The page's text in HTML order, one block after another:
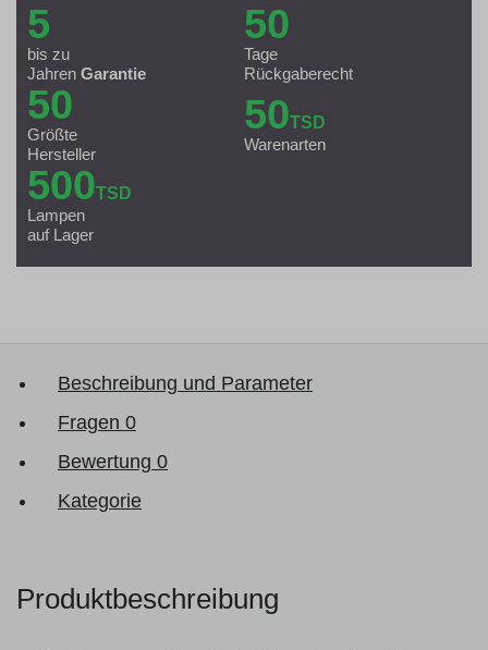
5
bis zu
Jahren Garantie
50
Tage
Rückgaberecht
50
Größte
Hersteller
50TSD
Warenarten
500TSD
Lampen
auf Lager
Beschreibung und Parameter
Fragen 0
Bewertung 0
Kategorie
Produktbeschreibung